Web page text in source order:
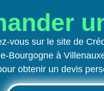
vous sur le site de
Bourgogne à
obtenir un devis